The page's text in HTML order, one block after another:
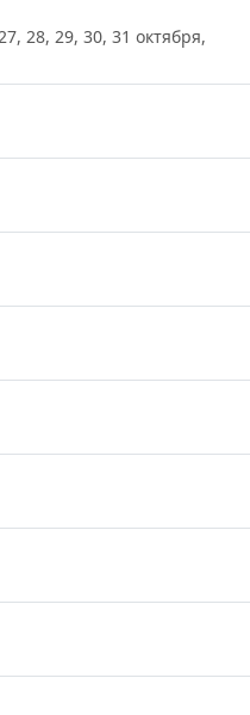
28, 29, 30, 31 октября,